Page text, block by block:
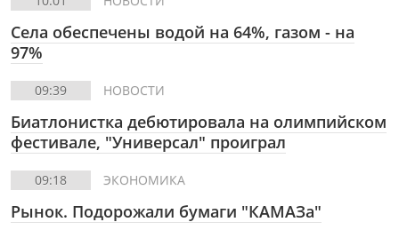
Села обеспечены водой на 64%, газом - на
97%
09:39 НОВОСТИ
Биатлонистка дебютировала на олимпийском
фестивале, "Универсал" проиграл
09:18 ЭКОНОМИКА
Рынок. Подорожали бумаги "КАМАЗа"